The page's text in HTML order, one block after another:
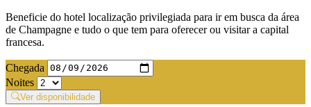
Beneficie do hotel localização privilegiada para ir em busca da área
de Champagne e tudo o que tem para oferecer ou visitar a capital
francesa.
Chegada
Noites
Ver disponibilidade